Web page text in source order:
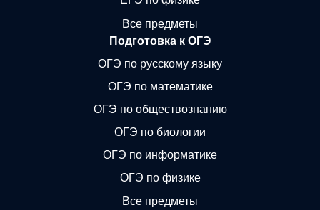
Все предметы
Подготовка к ОГЭ
ОГЭ по русскому языку
ОГЭ по математике
ОГЭ по обществознанию
ОГЭ по биологии
ОГЭ по информатике
ОГЭ по физике
Все предметы